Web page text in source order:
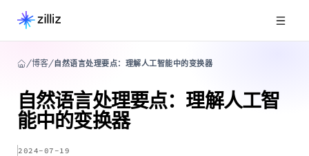
博客 自然语言处理要点：理解人工智能中的变换器
自然语言处理要点：理解人工智
能中的变换器
2024-07-19